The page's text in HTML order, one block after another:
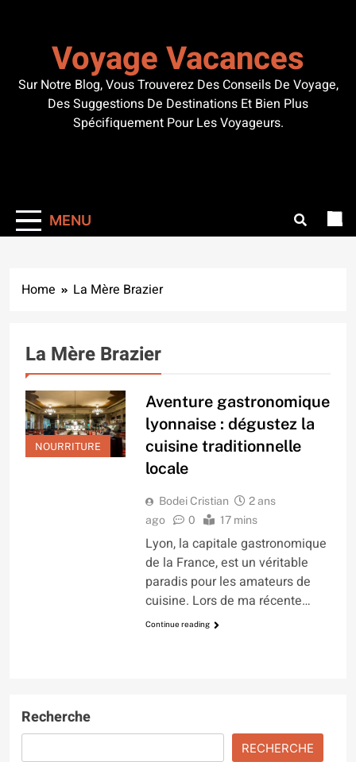
Voyage Vacances
Sur Notre Blog, Vous Trouverez Des Conseils De Voyage,
Des Suggestions De Destinations Et Bien Plus
Spécifiquement Pour Les Voyageurs.
MENU
Home La Mère Brazier
La Mère Brazier
NOURRITURE
Aventure gastronomique
lyonnaise : dégustez la
cuisine traditionnelle
locale
Bodei Cristian
2 ans
ago
0 17 mins
Lyon, la capitale gastronomique
de la France, est un véritable
paradis pour les amateurs de
cuisine. Lors de ma récente…
Continue reading
Recherche
RECHERCHE